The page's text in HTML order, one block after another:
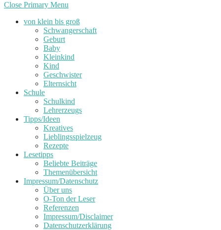
Close Primary Menu
von klein bis groß
Schwangerschaft
Geburt
Baby
Kleinkind
Kind
Geschwister
Elternsicht
Schule
Schulkind
Lehrerzeugs
Tipps/Ideen
Kreatives
Lieblingsspielzeug
Rezepte
Lesetipps
Beliebte Beiträge
Themenübersicht
Impressum/Datenschutz
Über uns
O-Ton der Leser
Referenzen
Impressum/Disclaimer
Datenschutzerklärung